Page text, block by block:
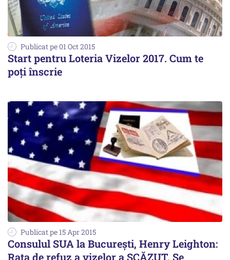
Publicat pe 01 Oct 2015
Start pentru Loteria Vizelor 2017. Cum te
poți înscrie
Publicat pe 15 Apr 2015
Consulul SUA la București, Henry Leighton:
Rata de refuz a vizelor a SCĂZUT. Se